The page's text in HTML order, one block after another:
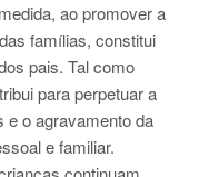
ao promover a
famílias, constitui
pais. Tal como
para perpetuar a
e o agravamento da
e familiar.